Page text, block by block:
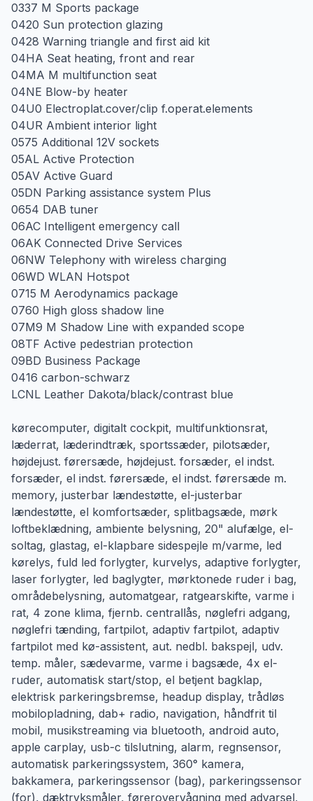
0337 M Sports package
0420 Sun protection glazing
0428 Warning triangle and first aid kit
04HA Seat heating, front and rear
04MA M multifunction seat
04NE Blow-by heater
04U0 Electroplat.cover/clip f.operat.elements
04UR Ambient interior light
0575 Additional 12V sockets
05AL Active Protection
05AV Active Guard
05DN Parking assistance system Plus
0654 DAB tuner
06AC Intelligent emergency call
06AK Connected Drive Services
06NW Telephony with wireless charging
06WD WLAN Hotspot
0715 M Aerodynamics package
0760 High gloss shadow line
07M9 M Shadow Line with expanded scope
08TF Active pedestrian protection
09BD Business Package
0416 carbon-schwarz
LCNL Leather Dakota/black/contrast blue
kørecomputer, digitalt cockpit, multifunktionsrat,
læderrat, læderindtræk, sportssæder, pilotsæder,
højdejust. førersæde, højdejust. forsæder, el indst.
forsæder, el indst. førersæde, el indst. førersæde m.
memory, justerbar lændestøtte, el-justerbar
lændestøtte, el komfortsæder, splitbagsæde, mørk
loftbeklædning, ambiente belysning, 20" alufælge, el-
soltag, glastag, el-klapbare sidespejle m/varme, led
kørelys, fuld led forlygter, kurvelys, adaptive forlygter,
laser forlygter, led baglygter, mørktonede ruder i bag,
områdebelysning, automatgear, ratgearskifte, varme i
rat, 4 zone klima, fjernb. centrallås, nøglefri adgang,
nøglefri tænding, fartpilot, adaptiv fartpilot, adaptiv
fartpilot med kø-assistent, aut. nedbl. bakspejl, udv.
temp. måler, sædevarme, varme i bagsæde, 4x el-
ruder, automatisk start/stop, el betjent bagklap,
elektrisk parkeringsbremse, headup display, trådløs
mobilopladning, dab+ radio, navigation, håndfrit til
mobil, musikstreaming via bluetooth, android auto,
apple carplay, usb-c tilslutning, alarm, regnsensor,
automatisk parkeringssystem, 360° kamera,
bakkamera, parkeringssensor (bag), parkeringssensor
(for), dæktryksmåler, førerovervågning med advarsel,